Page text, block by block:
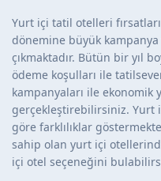
Yurt içi tatil otelleri
dönemine büyük
çıkmaktadır. Bütün bir yıl
ödeme koşulları ile
kampanyaları ile
gerçekleştirebilirsiniz. Yurt
göre farklılıklar
sahip olan yurt içi
içi otel seçeneğini